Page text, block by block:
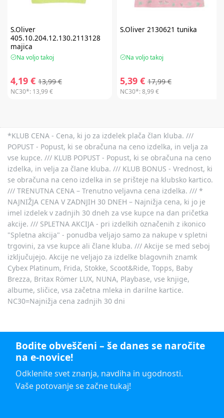
S.Oliver
405.10.204.12.130.2113128
majica
Na voljo takoj
4,19 € 13,99 €
NC30*: 13,99 €
S.Oliver2130621 tunika
Na voljo takoj
5,39 € 17,99 €
NC30*:8,99 €
*KLUB CENA - Cena, ki jo za izdelek plača član kluba. ///
POPUST - Popust, ki se obračuna na ceno izdelka, in velja za
vse kupce. /// KLUB POPUST - Popust, ki se obračuna na ceno
izdelka, in velja za člane kluba. /// KLUB BONUS - Vrednost, ki
se obračuna na ceno izdelka in se prišteje na klubsko kartico.
/// TRENUTNA CENA – Trenutno veljavna cena izdelka. /// *
NAJNIŽJA CENA V ZADNJIH 30 DNEH – Najnižja cena, ki jo je
imel izdelek v zadnjih 30 dneh za vse kupce na dan pričetka
akcije. /// SPLETNA AKCIJA - pri izdelkih označenih z ikonico
"Spletna akcija" - ponudba veljajo samo za nakupe v spletni
trgovini, za vse kupce ali člane kluba. /// Akcije se med seboj
izključujejo. Akcije ne veljajo za izdelke blagovnih znamk
Cybex Platinum, Frida, Stokke, Scoot&Ride, Topps, Baby
Brezza, Britax Römer LUX, NUNA, Playbase, vse knjige,
albume, sličice, vsa začetna mleka in darilne kartice.
NC30=Najnižja cena zadnjih 30 dni
Bodite obveščeni – še danes se naročite
na e-novice!
Odklenite svet znanja, navdiha in ugodnosti.
Vaše potovanje se začne tukaj!